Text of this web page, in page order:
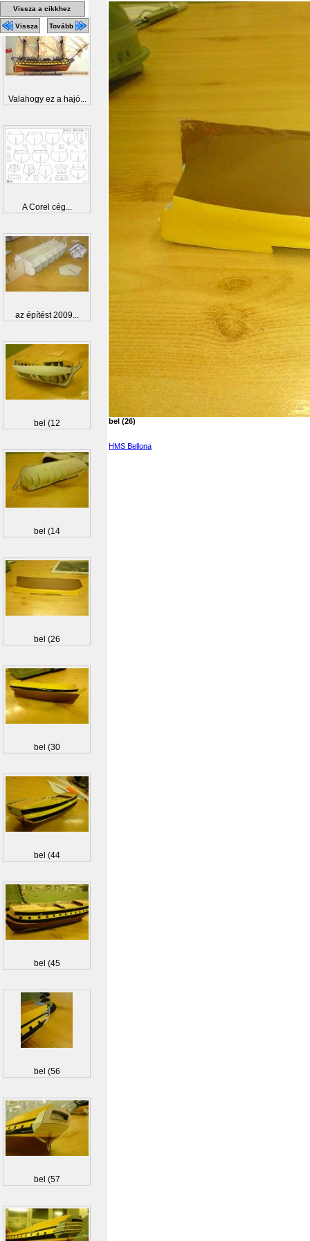
bel (26)
HMS Bellona
Vissza a cikkhez
Vissza Tovább
Valahogy ez a hajó...
A Corel cég...
az építést 2009...
bel (12
bel (14
bel (26
bel (30
bel (44
bel (45
bel (56
bel (57